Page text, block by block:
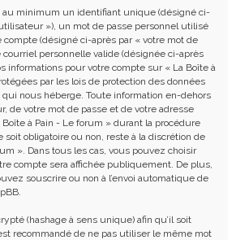
au minimum un identifiant unique (désigné ci-
»), un mot de passe personnel utilisé
compte (désigné ci-après par « votre mot de
courriel personnelle valide (désignée ci-après
informations pour votre compte sur « La Boîte à
par les lois de protection des données
nous héberge. Toute information en-dehors
de votre mot de passe et de votre adresse
à Pain - Le forum » durant la procédure
soit obligatoire ou non, reste à la discrétion de
». Dans tous les cas, vous pouvez choisir
compte sera affichée publiquement. De plus,
souscrire ou non à l’envoi automatique de
(hashage à sens unique) afin qu’il soit
recommandé de ne pas utiliser le même mot